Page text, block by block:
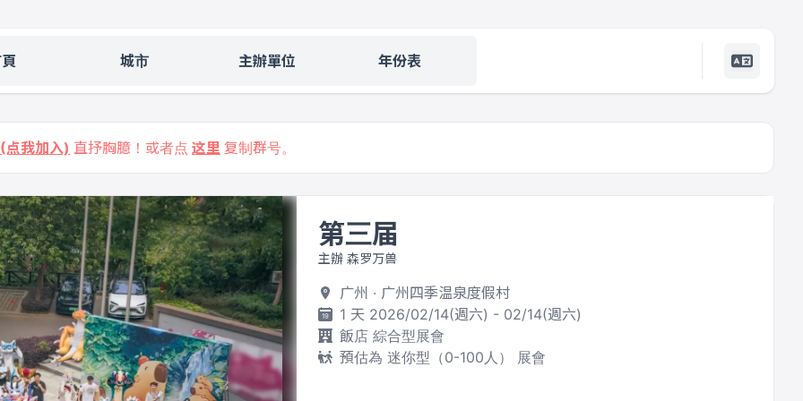
城市 主辦單位 年份表
我加入) 直抒胸臆！或者点 这里 复制群号。
第三届
主辦 森罗万兽
广州 · 广州四季温泉度假村
1 天 2026/02/14(週六) - 02/14(週六)
飯店 綜合型展會
預估為 迷你型（0-100人） 展會